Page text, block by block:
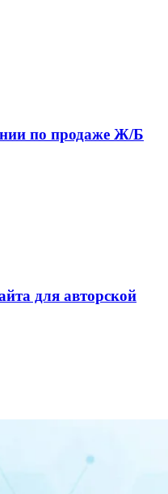
по продаже Ж/Б
для авторской